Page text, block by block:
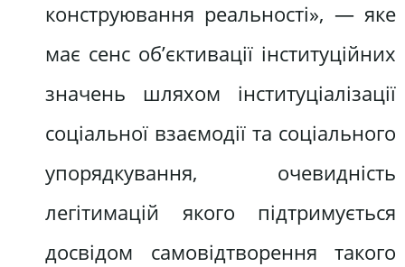
конструювання реальності», — яке
має сенс об’єктивації інституційних
значень шляхом інституціалізації
соціальної взаємодії та соціального
упорядкування, очевидність
легітимацій якого підтримується
досвідом самовідтворення такого